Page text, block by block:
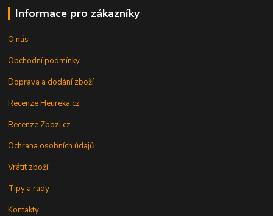
Informace pro zákazníky
O nás
Obchodní podmínky
Doprava a dodání zboží
Recenze Heureka.cz
Recenze Zbozi.cz
Ochrana osobních údajů
Vrátit zboží
Tipy a rady
Kontakty